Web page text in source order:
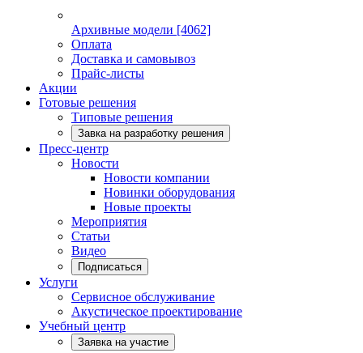
Архивные модели [4062]
Оплата
Доставка и самовывоз
Прайс-листы
Акции
Готовые решения
Типовые решения
Завка на разработку решения
Пресс-центр
Новости
Новости компании
Новинки оборудования
Новые проекты
Мероприятия
Статьи
Видео
Подписаться
Услуги
Сервисное обслуживание
Акустическое проектирование
Учебный центр
Заявка на участие